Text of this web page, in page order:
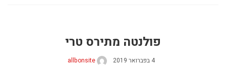
פולנטה מתירס טרי
4 בפברואר 2019 allbonsite